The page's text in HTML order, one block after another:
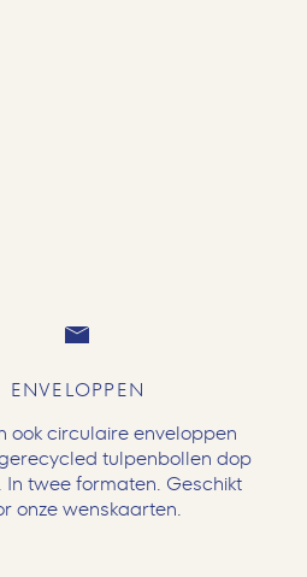
ENVELOPPEN
ook circulaire enveloppen
tulpenbollen dop
In twee formaten. Geschikt
onze wenskaarten.